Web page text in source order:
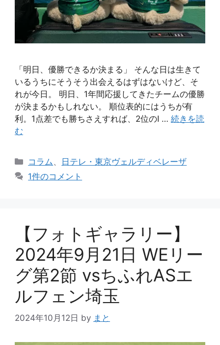
「明日、優勝できるか決まる」 そんな日は生きて
いるうちにそうそう出会えるはずはないけど、そ
れが今日。 明日、1年間応援してきたチームの優勝
が決まるかもしれない。 順位表的にはうちが有
利。1点差でも勝ちさえすれば、2位のI … 続きを読
む
カ
テ
コラム、
日テレ・東京ヴェルディベレーザ
1件のコメント
【フォトギャラリー】
2024年9月21日 WEリー
グ第2節 vsちふれASエ
ルフェン埼玉
2024年10月12日 by まと